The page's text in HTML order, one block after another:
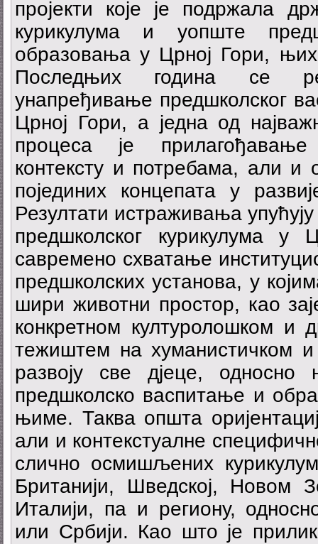
пројекти које је подржала
курикулума и уопште
образовања у Црној Гори,
Последњих година се
унапређивање предшколског
Црној Гори, а једна од
процеса је
контексту и потребама, али и
појединих концепата у
Резултати истраживања
предшколског курикулума у
савремено схватање
предшколских установа, у
шири животни простор, као
конкретном културолошком и
тежиштем на хуманистичком и
развоју све дјеце,
предшколско васпитање и
њиме. Таква општа
али и контекстуалне
слично осмишљених
Британији, Шведској, Новом
Италији, па и региону,
или Србији. Као што је